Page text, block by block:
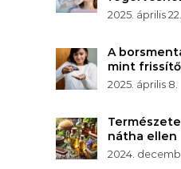
2025. április 22.
A
mint
2025. április 8.
nátha ellen
2024.